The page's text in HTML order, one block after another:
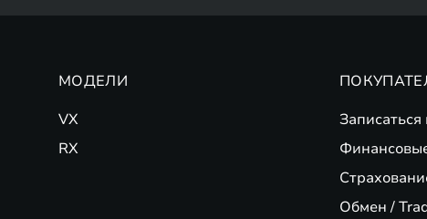
МОДЕЛИ
VX
RX
Обмен /